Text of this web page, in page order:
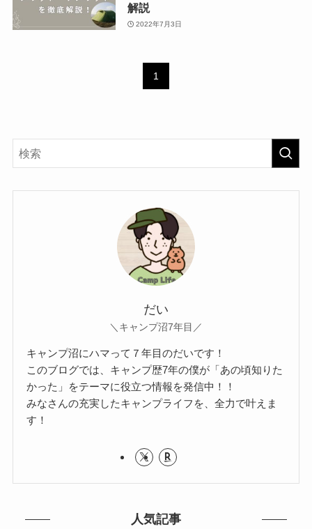
解説
2022年7月3日
1
だい
＼キャンプ沼7年目／
キャンプ沼にハマって７年目のだいです！
このブログでは、キャンプ歴7年の僕が「あの頃知りた
かった」をテーマに役立つ情報を発信中！！
みなさんの充実したキャンプライフを、全力で叶えま
す！
人気記事